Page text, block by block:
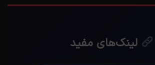
لینک‌های مفید